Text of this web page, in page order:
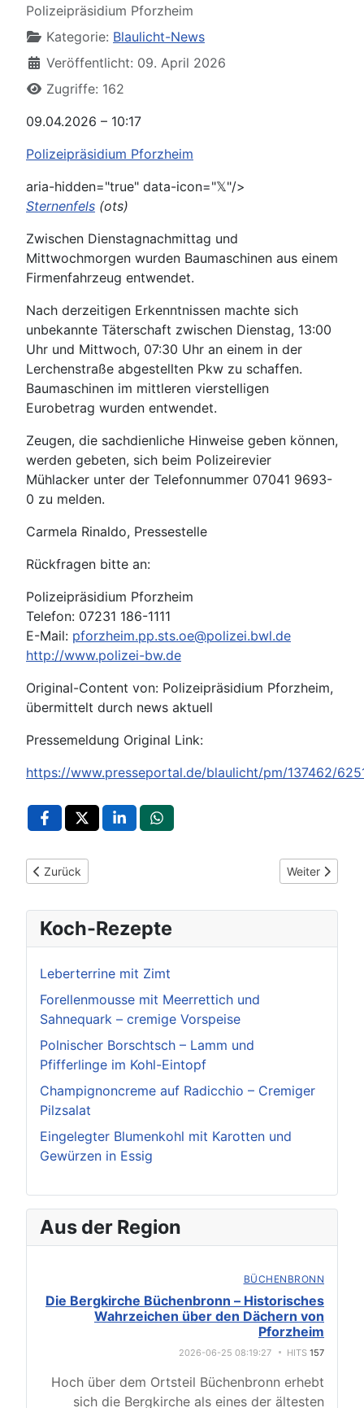
Polizeipräsidium Pforzheim
Kategorie: Blaulicht-News
Veröffentlicht: 09. April 2026
Zugriffe: 162
09.04.2026 – 10:17
Polizeipräsidium Pforzheim
aria-hidden="true" data-icon="𝕏"/>
Sternenfels (ots)
Zwischen Dienstagnachmittag und
Mittwochmorgen wurden Baumaschinen aus einem
Firmenfahrzeug entwendet.
Nach derzeitigen Erkenntnissen machte sich
unbekannte Täterschaft zwischen Dienstag, 13:00
Uhr und Mittwoch, 07:30 Uhr an einem in der
Lerchenstraße abgestellten Pkw zu schaffen.
Baumaschinen im mittleren vierstelligen
Eurobetrag wurden entwendet.
Zeugen, die sachdienliche Hinweise geben können,
werden gebeten, sich beim Polizeirevier
Mühlacker unter der Telefonnummer 07041 9693-
0 zu melden.
Carmela Rinaldo, Pressestelle
Rückfragen bitte an:
Polizeipräsidium Pforzheim
Telefon: 07231 186-1111
E-Mail: pforzheim.pp.sts.oe@polizei.bwl.de
http://www.polizei-bw.de
Original-Content von: Polizeipräsidium Pforzheim,
übermittelt durch news aktuell
Pressemeldung Original Link:
https://www.presseportal.de/blaulicht/pm/137462/
Vorheriger Beitrag: POL-KA: (KA) Karlsruhe - Unbekannte
Zurück Nächster
Weiter
Koch-Rezepte
Leberterrine mit Zimt
Forellenmousse mit Meerrettich und
Sahnequark – cremige Vorspeise
Polnischer Borschtsch – Lamm und
Pfifferlinge im Kohl-Eintopf
Champignoncreme auf Radicchio – Cremiger
Pilzsalat
Eingelegter Blumenkohl mit Karotten und
Gewürzen in Essig
Aus der Region
BÜCHENBRONN
Die Bergkirche Büchenbronn – Historisches
Wahrzeichen über den Dächern von
Pforzheim
2026-06-25 08:19:27 HITS 157
Hoch über dem Ortsteil Büchenbronn erhebt
sich die Bergkirche als eines der ältesten